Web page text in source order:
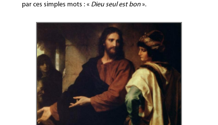
par ces simples mots : « Dieu seul est bon».